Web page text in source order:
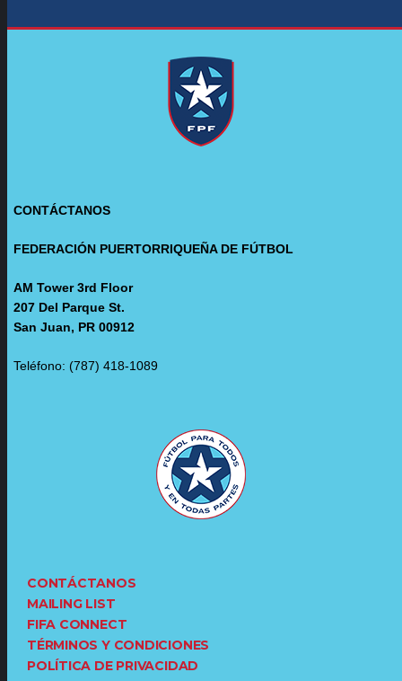
CONTÁCTANOS
FEDERACIÓN PUERTORRIQUEÑA DE FÚTBOL
AM Tower 3rd Floor
207 Del Parque St.
San Juan, PR 00912
Teléfono: (787) 418-1089
CONTÁCTANOS
MAILING LIST
FIFA CONNECT
TÉRMINOS Y CONDICIONES
POLÍTICA DE PRIVACIDAD